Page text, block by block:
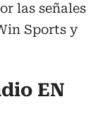
las señales
Sports y
EN